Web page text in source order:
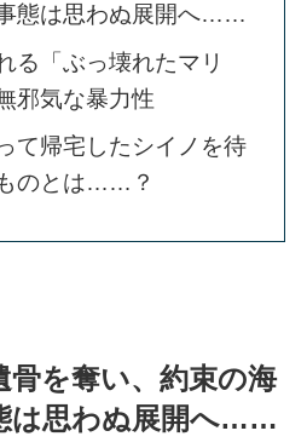
態は思わぬ展開へ……
る「ぶっ壊れたマリ
邪気な暴力性
て帰宅したシイノを待
のとは……？
骨を奪い、約束の海
は思わぬ展開へ……